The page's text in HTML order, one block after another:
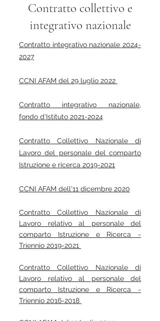
Contratto collettivo e
integrativo nazionale
Contratto integrativo nazionale 2024-
2027
CCNI AFAM del 29 luglio 2022
Contratto integrativo nazionale,
fondo d'Istituto 2021-2024
Contratto Collettivo Nazionale di
Lavoro del personale del comparto
Istruzione e ricerca 2019-2021
CCNI AFAM dell'11 dicembre 2020
Contratto Collettivo Nazionale di
Lavoro relativo al personale del
comparto Istruzione e Ricerca -
Triennio 2019-2021
Contratto Collettivo Nazionale di
Lavoro relativo al personale del
comparto Istruzione e Ricerca -
Triennio 2016-2018